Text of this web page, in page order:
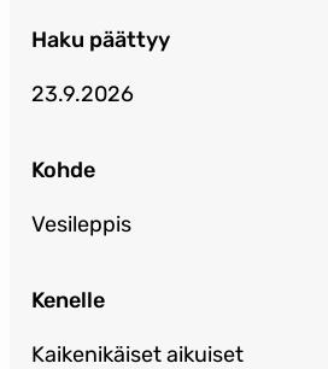
Haku päättyy
23.9.2026
Kohde
Vesileppis
Kenelle
Kaikenikäiset aikuiset